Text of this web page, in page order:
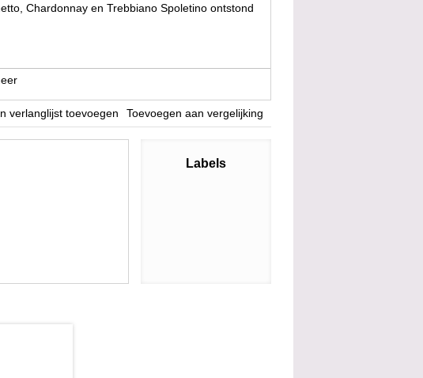
Chardonnay en Trebbiano Spoletino ontstond
Toevoegen aan vergelijking
verlanglijst toevoegen
Labels